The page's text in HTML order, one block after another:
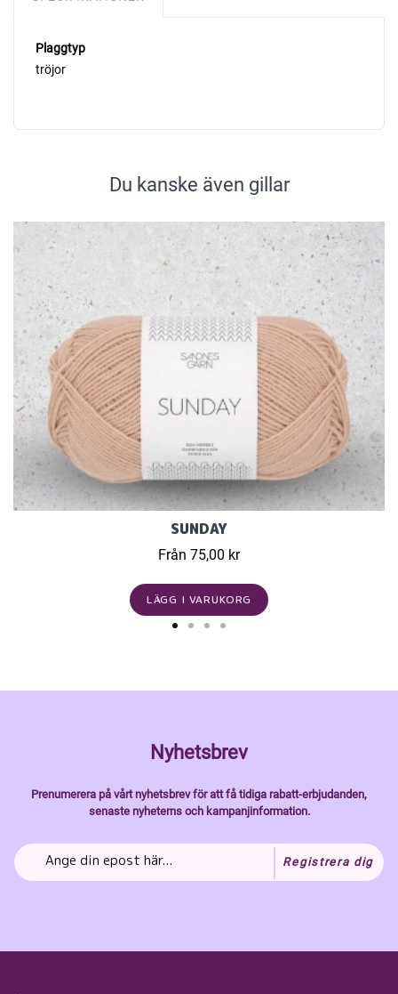
Plaggtyp
tröjor
Du kanske även gillar
SUNDAY
Från 75,00 kr
LÄGG I VARUKORG
Nyhetsbrev
Prenumerera på vårt nyhetsbrev för att få tidiga rabatt-erbjudanden,
senaste nyheterns och kampanjinformation.
Registrera dig